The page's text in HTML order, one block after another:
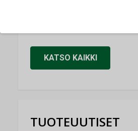
KATSO KAIKKI
TUOTEUUTISET